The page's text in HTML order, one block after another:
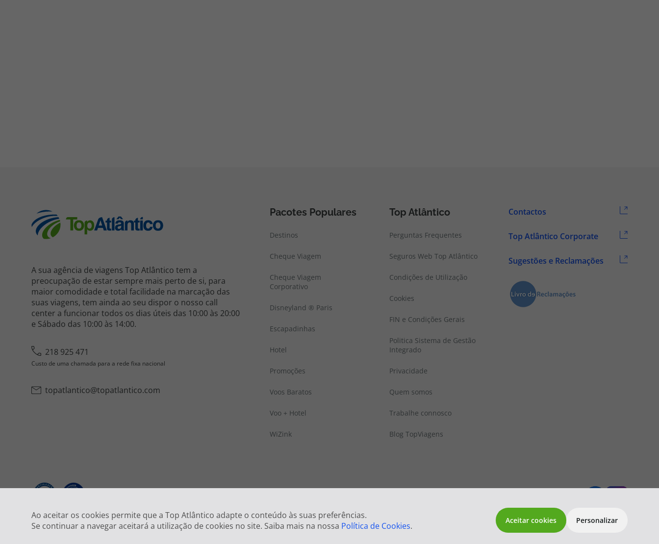
Ao aceitar os cookies permite que a Top Atlântico adapte o conteúdo às suas preferências.
Se continuar a navegar aceitará a utilização de cookies no site. Saiba mais na nossa Política de Cookies. Aceitar cookies Personalizar
A sua agência de viagens Top Atlântico tem a
preocupação de estar sempre mais perto de si, para
maior comodidade e total facilidade na marcação das
suas viagens, tem ainda ao seu dispor o nosso call
center a funcionar todos os dias úteis das 10:00 às 20:00
e Sábado das 10:00 às 14:00.
218 925 471
Custo de uma chamada para a rede fixa nacional
topatlantico@topatlantico.com
Pacotes Populares
Destinos
Cheque Viagem
Cheque Viagem
Corporativo
Disneyland ® Paris
Escapadinhas
Hotel
Promoções
Voos Baratos
Voo + Hotel
WiZink
Top Atlântico
Perguntas Frequentes
Seguros Web Top Atlântico
Condições de Utilização
Cookies
FIN e Condições Gerais
Politica Sistema de Gestão
Integrado
Privacidade
Quem somos
Trabalhe connosco
Blog TopViagens
Contactos
Top Atlântico Corporate
Sugestões e Reclamações